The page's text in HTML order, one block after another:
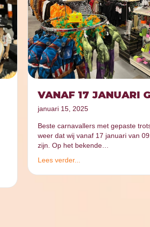
VANAF 17 JANUARI
januari 15, 2025
Beste carnavallers met gepaste
weer dat wij vanaf 17 januari van
zijn. Op het bekende…
Lees verder...